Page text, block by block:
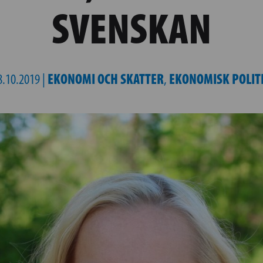
SVENSKAN
| EKONOMI OCH SKATTER, EKONOMISK